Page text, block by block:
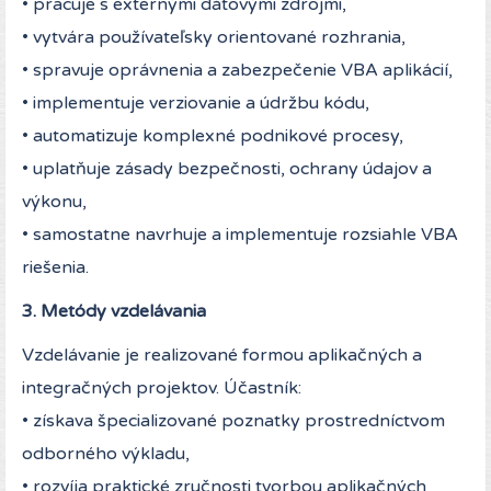
• pracuje s externými dátovými zdrojmi,
• vytvára používateľsky orientované rozhrania,
• spravuje oprávnenia a zabezpečenie VBA aplikácií,
• implementuje verziovanie a údržbu kódu,
• automatizuje komplexné podnikové procesy,
• uplatňuje zásady bezpečnosti, ochrany údajov a
výkonu,
• samostatne navrhuje a implementuje rozsiahle VBA
riešenia.
3. Metódy vzdelávania
Vzdelávanie je realizované formou aplikačných a
integračných projektov. Účastník:
• získava špecializované poznatky prostredníctvom
odborného výkladu,